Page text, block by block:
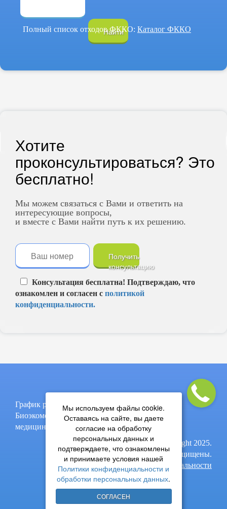
Найти
Полный список отходов ФККО: Каталог ФККО
Хотите
проконсультироваться? Это
бесплатно!
Мы можем связаться с Вами и ответить на
интересующие вопросы,
и вместе с Вами найти путь к их решению.
Получить
консультацию
Консультация бесплатна! Подтверждаю, что
ознакомлен и согласен с политикой
конфиденциальности.
График работы: пон-пят, 9:00-17:00
Биоэкомед - термическое обезвреживание
медицинских и биологических отходов.
© Copyright 2025.
Все права защищены.
Политика конфиденциальности
Мы используем файлы cookie.
Оставаясь на сайте, вы даете
согласие на обработку
персональных данных и
подтверждаете, что ознакомлены
и принимаете условия нашей
Политики конфиденциальности и
обработки персональных данных.
СОГЛАСЕН